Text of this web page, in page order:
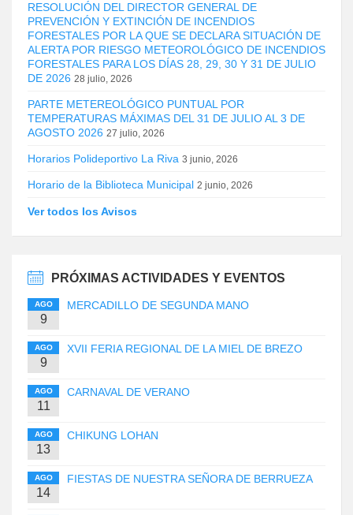
RESOLUCIÓN DEL DIRECTOR GENERAL DE
PREVENCIÓN Y EXTINCIÓN DE INCENDIOS
FORESTALES POR LA QUE SE DECLARA SITUACIÓN DE
ALERTA POR RIESGO METEOROLÓGICO DE INCENDIOS
FORESTALES PARA LOS DÍAS 28, 29, 30 Y 31 DE JULIO
DE 2026 28 julio, 2026
PARTE METEREOLÓGICO PUNTUAL POR
TEMPERATURAS MÁXIMAS DEL 31 DE JULIO AL 3 DE
AGOSTO 2026 27 julio, 2026
Horarios Polideportivo La Riva 3 junio, 2026
Horario de la Biblioteca Municipal 2 junio, 2026
Ver todos los Avisos
PRÓXIMAS ACTIVIDADES Y EVENTOS
AGO
9
MERCADILLO DE SEGUNDA MANO
AGO
9
XVII FERIA REGIONAL DE LA MIEL DE BREZO
AGO
11
CARNAVAL DE VERANO
AGO
13
CHIKUNG LOHAN
AGO
14
FIESTAS DE NUESTRA SEÑORA DE BERRUEZA